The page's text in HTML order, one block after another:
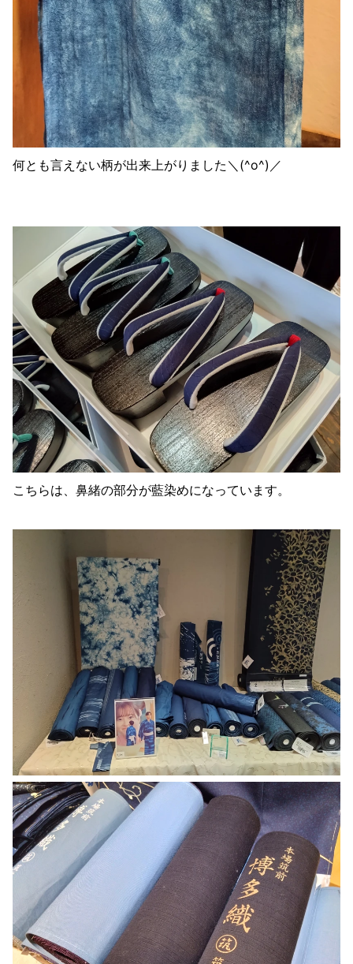
何とも言えない柄が出来上がりました＼(^o^)／
こちらは、鼻緒の部分が藍染めになっています。